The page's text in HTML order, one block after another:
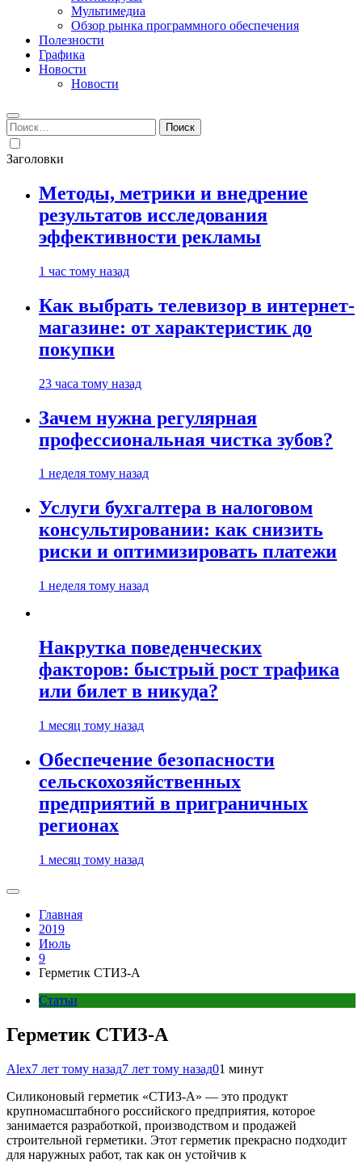
Мультимедиа
Обзор рынка программного обеспечения
Полезности
Графика
Новости
Новости
Найти:
Заголовки
Методы, метрики и внедрение
результатов исследования
эффективности рекламы
1 час тому назад
Как выбрать телевизор в интернет-
магазине: от характеристик до
покупки
23 часа тому назад
Зачем нужна регулярная
профессиональная чистка зубов?
1 неделя тому назад
Услуги бухгалтера в налоговом
консультировании: как снизить
риски и оптимизировать платежи
1 неделя тому назад
Накрутка поведенческих
факторов: быстрый рост трафика
или билет в никуда?
1 месяц тому назад
Обеспечение безопасности
сельскохозяйственных
предприятий в приграничных
регионах
1 месяц тому назад
Главная
2019
Июль
9
Герметик СТИЗ-А
Статьи
Герметик СТИЗ-А
Alex7 лет тому назад7 лет тому назад01 минут
Силиконовый герметик «СТИЗ-А» — это продукт
крупномасштабного российского предприятия, которое
занимается разработкой, производством и продажей
строительной герметики. Этот герметик прекрасно подходит
для наружных работ, так как он устойчив к